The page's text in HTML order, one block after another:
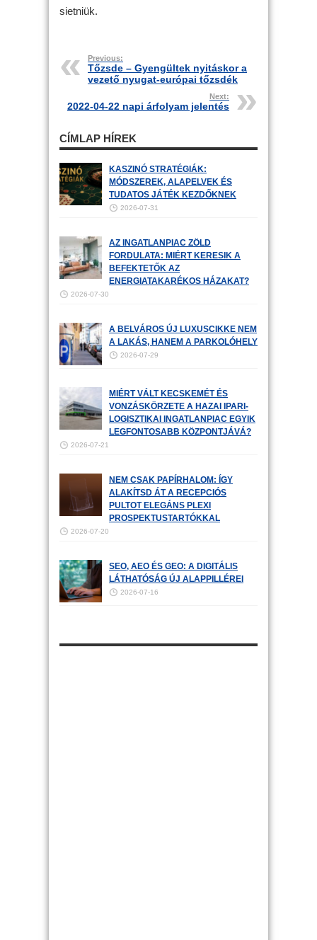
sietniük.
Previous:
Tőzsde – Gyengültek nyitáskor a
vezető nyugat-európai tőzsdék
Next:
2022-04-22 napi árfolyam jelentés
CÍMLAP HÍREK
KASZINÓ STRATÉGIÁK:
MÓDSZEREK, ALAPELVEK ÉS
TUDATOS JÁTÉK KEZDŐKNEK
2026-07-31
AZ INGATLANPIAC ZÖLD
FORDULATA: MIÉRT KERESIK A
BEFEKTETŐK AZ
ENERGIATAKARÉKOS HÁZAKAT?
2026-07-30
A BELVÁROS ÚJ LUXUSCIKKE NEM
A LAKÁS, HANEM A PARKOLÓHELY
2026-07-29
MIÉRT VÁLT KECSKEMÉT ÉS
VONZÁSKÖRZETE A HAZAI IPARI-
LOGISZTIKAI INGATLANPIAC EGYIK
LEGFONTOSABB KÖZPONTJÁVÁ?
2026-07-21
NEM CSAK PAPÍRHALOM: ÍGY
ALAKÍTSD ÁT A RECEPCIÓS
PULTOT ELEGÁNS PLEXI
PROSPEKTUSTARTÓKKAL
2026-07-20
SEO, AEO ÉS GEO: A DIGITÁLIS
LÁTHATÓSÁG ÚJ ALAPPILLÉREI
2026-07-16